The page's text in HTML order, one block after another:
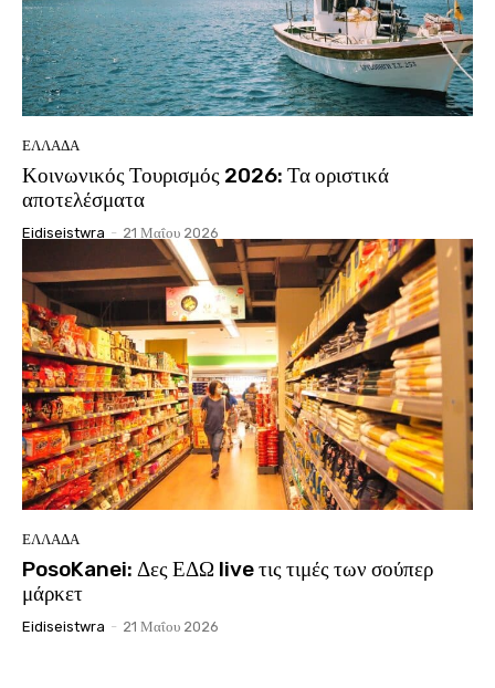
ΕΛΛΆΔΑ
Κοινωνικός Τουρισμός 2026: Τα οριστικά
αποτελέσματα
Eidiseistwra - 21 Μαΐου 2026
ΕΛΛΆΔΑ
PosoKanei: Δες ΕΔΩ live τις τιμές των σούπερ
μάρκετ
Eidiseistwra - 21 Μαΐου 2026